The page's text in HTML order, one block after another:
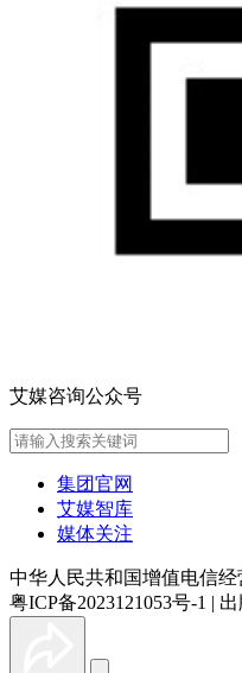
艾媒咨询公众号
集团官网
艾媒智库
媒体关注
中华人民共和国增值电信经
粤ICP备2023121053号-1 |